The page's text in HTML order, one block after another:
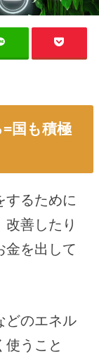
国も積極
するために
善したり
金を出して
どのエネル
使うこと